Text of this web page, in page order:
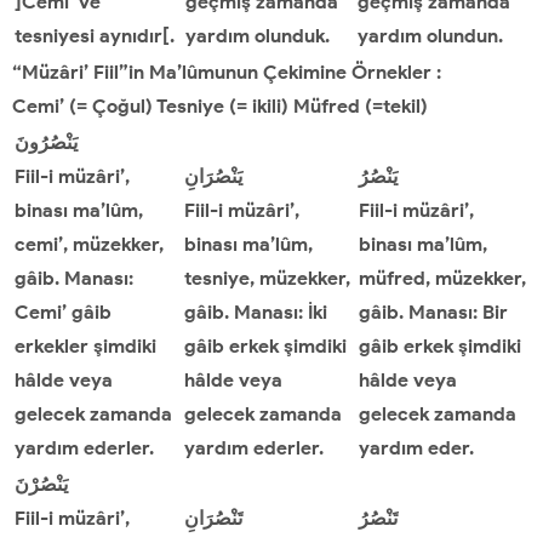
tesniyesi aynıdır[. yardım olunduk.
yardım olundun.
“Müzâri’ Fiil”in Ma’lûmunun Çekimine Örnekler :
Cemi’ (= Çoğul) Tesniye (= ikili) Müfred (=tekil)
يَنْصُرُونَ
Fiil-i müzâri’,
binası ma’lûm,
cemi’, müzekker,
gâib. Manası:
Cemi’ gâib
erkekler şimdiki
hâlde veya
gelecek zamanda
yardım ederler.
يَنْصُرَانِ
Fiil-i müzâri’,
binası ma’lûm,
tesniye, müzekker,
gâib. Manası: İki
gâib erkek şimdiki
hâlde veya
gelecek zamanda
yardım ederler.
يَنْصُرُ
Fiil-i müzâri’,
binası ma’lûm,
müfred, müzekker,
gâib. Manası: Bir
gâib erkek şimdiki
hâlde veya
gelecek zamanda
yardım eder.
يَنْصُرْنَ
Fiil-i müzâri’,
تَنْصُرَانِ
تَنْصُرُ